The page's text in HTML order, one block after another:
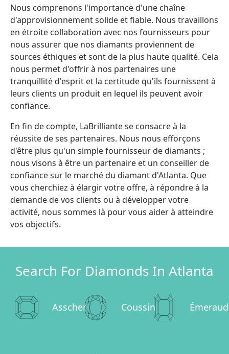
Nous comprenons l'importance d'une chaîne
d'approvisionnement solide et fiable. Nous travaillons
en étroite collaboration avec nos fournisseurs pour
nous assurer que nos diamants proviennent de
sources éthiques et sont de la plus haute qualité. Cela
nous permet d'offrir à nos partenaires une
tranquillité d'esprit et la certitude qu'ils fournissent à
leurs clients un produit en lequel ils peuvent avoir
confiance.
En fin de compte, LaBrilliante se consacre à la
réussite de ses partenaires. Nous nous efforçons
d'être plus qu'un simple fournisseur de diamants ;
nous visons à être un partenaire et un conseiller de
confiance sur le marché du diamant d'Atlanta. Que
vous cherchiez à élargir votre offre, à répondre à la
demande de vos clients ou à développer votre
activité, nous sommes là pour vous aider à atteindre
vos objectifs.
Search For Diamonds In Atlanta
Asscher Coussin